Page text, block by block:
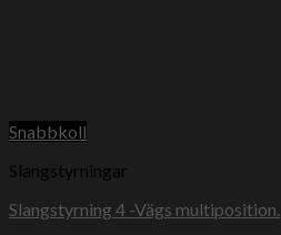
Snabbkoll
Slangstyrningar
Slangstyrning 4 -Vägs multiposition.